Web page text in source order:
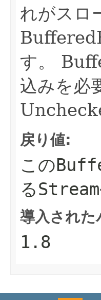
れがスロ
す。
込みを必
戻り値:
この
る
導入され
1.8